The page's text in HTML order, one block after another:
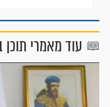
עוד מאמרי תוכן